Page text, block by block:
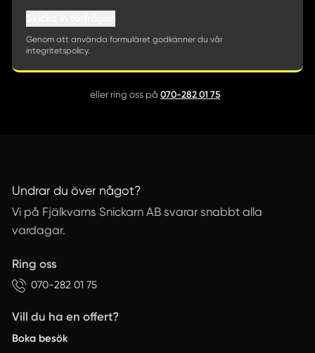
Genom att använda formuläret godkänner du vår
integritetspolicy.
eller ring oss på070-282 01 75
Undrar du över något?
Vi på Fjälkvarns Snickarn AB svarar snabbt alla
vardagar.
Ring oss
070-282 01 75
Vill du ha en offert?
Boka besök